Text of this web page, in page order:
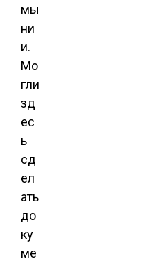
мы
ни
и.
Мо
гли
зд
ес
ь
сд
ел
ать
до
ку
ме